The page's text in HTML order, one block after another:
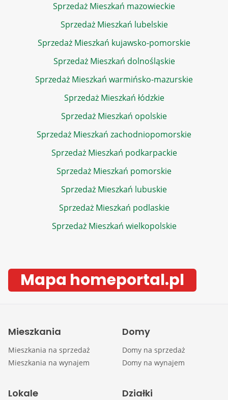
Sprzedaż Mieszkań mazowieckie
Sprzedaż Mieszkań lubelskie
Sprzedaż Mieszkań kujawsko-pomorskie
Sprzedaż Mieszkań dolnośląskie
Sprzedaż Mieszkań warmińsko-mazurskie
Sprzedaż Mieszkań łódzkie
Sprzedaż Mieszkań opolskie
Sprzedaż Mieszkań zachodniopomorskie
Sprzedaż Mieszkań podkarpackie
Sprzedaż Mieszkań pomorskie
Sprzedaż Mieszkań lubuskie
Sprzedaż Mieszkań podlaskie
Sprzedaż Mieszkań wielkopolskie
Mapa homeportal.pl
Mieszkania
Mieszkania na sprzedaż
Mieszkania na wynajem
Domy
Domy na sprzedaż
Domy na wynajem
Lokale Działki